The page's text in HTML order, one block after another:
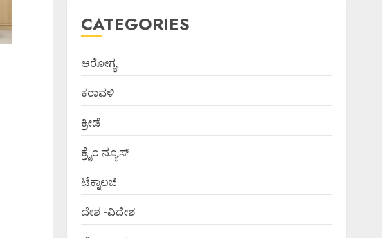
CATEGORIES
ಆರೋಗ್ಯ
ಕರಾವಳಿ
ಕ್ರೀಡೆ
ಕ್ರೈಂ ನ್ಯೂಸ್
ಟೆಕ್ನಾಲಜಿ
ದೇಶ -ವಿದೇಶ